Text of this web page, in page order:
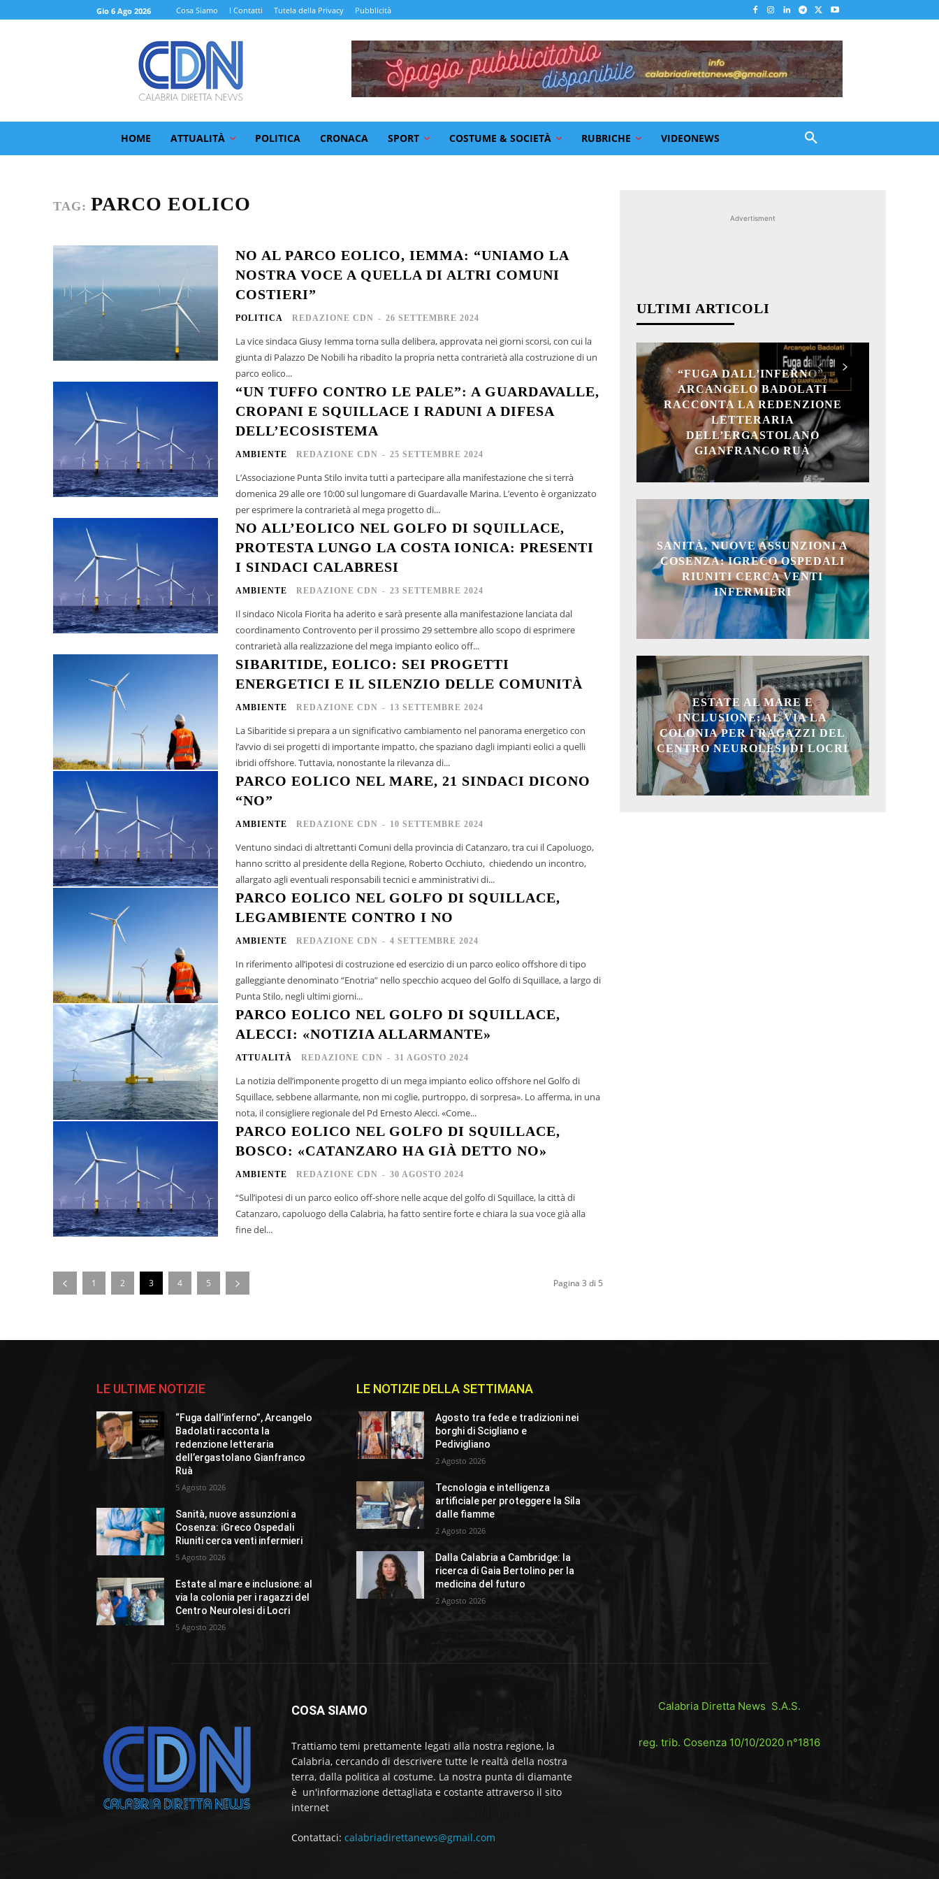
Gio 6 Ago 2026 Cosa Siamo I Contatti Tutela della Privacy Pubblicità
HOME ATTUALITÀ POLITICA CRONACA SPORT COSTUME & SOCIETÀ RUBRICHE VIDEONEWS
TAG: PARCO EOLICO
NO AL PARCO EOLICO, IEMMA: “UNIAMO LA
NOSTRA VOCE A QUELLA DI ALTRI COMUNI
COSTIERI”
POLITICA REDAZIONE CDN - 26 SETTEMBRE 2024
La vice sindaca Giusy Iemma torna sulla delibera, approvata nei giorni scorsi, con cui la
giunta di Palazzo De Nobili ha ribadito la propria netta contrarietà alla costruzione di un
parco eolico...
“UN TUFFO CONTRO LE PALE”: A GUARDAVALLE,
CROPANI E SQUILLACE I RADUNI A DIFESA
DELL’ECOSISTEMA
AMBIENTE REDAZIONE CDN - 25 SETTEMBRE 2024
L’Associazione Punta Stilo invita tutti a partecipare alla manifestazione che si terrà
domenica 29 alle ore 10:00 sul lungomare di Guardavalle Marina. L’evento è organizzato
per esprimere la contrarietà al mega progetto di...
NO ALL’EOLICO NEL GOLFO DI SQUILLACE,
PROTESTA LUNGO LA COSTA IONICA: PRESENTI
I SINDACI CALABRESI
AMBIENTE REDAZIONE CDN - 23 SETTEMBRE 2024
Il sindaco Nicola Fiorita ha aderito e sarà presente alla manifestazione lanciata dal
coordinamento Controvento per il prossimo 29 settembre allo scopo di esprimere
contrarietà alla realizzazione del mega impianto eolico off...
SIBARITIDE, EOLICO: SEI PROGETTI
ENERGETICI E IL SILENZIO DELLE COMUNITÀ
AMBIENTE REDAZIONE CDN - 13 SETTEMBRE 2024
La Sibaritide si prepara a un significativo cambiamento nel panorama energetico con
l’avvio di sei progetti di importante impatto, che spaziano dagli impianti eolici a quelli
ibridi offshore. Tuttavia, nonostante la rilevanza di...
PARCO EOLICO NEL MARE, 21 SINDACI DICONO
“NO”
AMBIENTE REDAZIONE CDN - 10 SETTEMBRE 2024
Ventuno sindaci di altrettanti Comuni della provincia di Catanzaro, tra cui il Capoluogo,
hanno scritto al presidente della Regione, Roberto Occhiuto, chiedendo un incontro,
allargato agli eventuali responsabili tecnici e amministrativi di...
PARCO EOLICO NEL GOLFO DI SQUILLACE,
LEGAMBIENTE CONTRO I NO
AMBIENTE REDAZIONE CDN - 4 SETTEMBRE 2024
In riferimento all’ipotesi di costruzione ed esercizio di un parco eolico offshore di tipo
galleggiante denominato “Enotria” nello specchio acqueo del Golfo di Squillace, a largo di
Punta Stilo, negli ultimi giorni...
PARCO EOLICO NEL GOLFO DI SQUILLACE,
ALECCI: «NOTIZIA ALLARMANTE»
ATTUALITÀ REDAZIONE CDN - 31 AGOSTO 2024
La notizia dell’imponente progetto di un mega impianto eolico offshore nel Golfo di
Squillace, sebbene allarmante, non mi coglie, purtroppo, di sorpresa». Lo afferma, in una
nota, il consigliere regionale del Pd Ernesto Alecci. «Come...
PARCO EOLICO NEL GOLFO DI SQUILLACE,
BOSCO: «CATANZARO HA GIÀ DETTO NO»
AMBIENTE REDAZIONE CDN - 30 AGOSTO 2024
“Sull’ipotesi di un parco eolico off-shore nelle acque del golfo di Squillace, la città di
Catanzaro, capoluogo della Calabria, ha fatto sentire forte e chiara la sua voce già alla
fine del...
1 2 3 4 5 Pagina 3 di 5
Advertisment
ULTIMI ARTICOLI
“FUGA DALL’INFERNO”,
ARCANGELO BADOLATI
RACCONTA LA REDENZIONE
LETTERARIA
DELL’ERGASTOLANO
GIANFRANCO RUÀ
SANITÀ, NUOVE ASSUNZIONI A
COSENZA: IGRECO OSPEDALI
RIUNITI CERCA VENTI
INFERMIERI
ESTATE AL MARE E
INCLUSIONE: AL VIA LA
COLONIA PER I RAGAZZI DEL
CENTRO NEUROLESI DI LOCRI
LE ULTIME NOTIZIE
“Fuga dall’inferno”, Arcangelo
Badolati racconta la
redenzione letteraria
dell’ergastolano Gianfranco
Ruà
5 Agosto 2026
Sanità, nuove assunzioni a
Cosenza: iGreco Ospedali
Riuniti cerca venti infermieri
5 Agosto 2026
Estate al mare e inclusione: al
via la colonia per i ragazzi del
Centro Neurolesi di Locri
5 Agosto 2026
LE NOTIZIE DELLA SETTIMANA
Agosto tra fede e tradizioni nei
borghi di Scigliano e
Pedivigliano
2 Agosto 2026
Tecnologia e intelligenza
artificiale per proteggere la Sila
dalle fiamme
2 Agosto 2026
Dalla Calabria a Cambridge: la
ricerca di Gaia Bertolino per la
medicina del futuro
2 Agosto 2026
COSA SIAMO
Trattiamo temi prettamente legati alla nostra regione, la
Calabria, cercando di descrivere tutte le realtà della nostra
terra, dalla politica al costume. La nostra punta di diamante
è un'informazione dettagliata e costante attraverso il sito
internet
Contattaci: calabriadirettanews@gmail.com
Calabria Diretta News S.A.S.
reg. trib. Cosenza 10/10/2020 n°1816